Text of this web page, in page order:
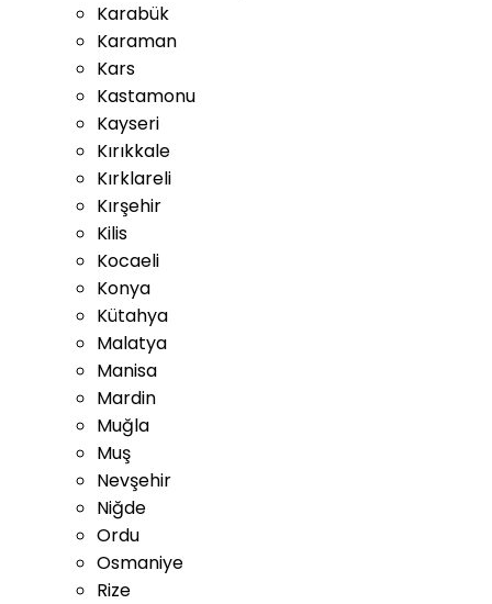
Karabük
Karaman
Kars
Kastamonu
Kayseri
Kırıkkale
Kırklareli
Kırşehir
Kilis
Kocaeli
Konya
Kütahya
Malatya
Manisa
Mardin
Muğla
Muş
Nevşehir
Niğde
Ordu
Osmaniye
Rize